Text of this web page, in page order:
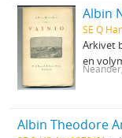
Albin
SE Q
Arkivet
en